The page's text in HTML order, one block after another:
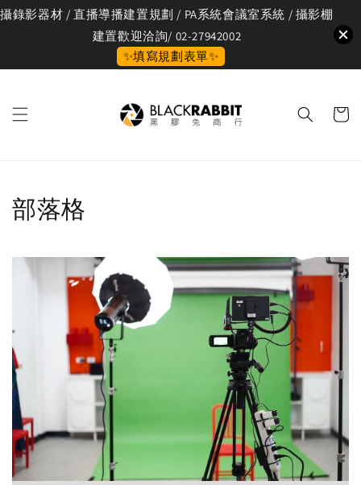
攝錄影器材 / 直播導播建置規劃 / PA系統會議室系統 / 攝影棚
建置歡迎洽詢/ 02-27942002
✨填寫規劃表單✨
部落格